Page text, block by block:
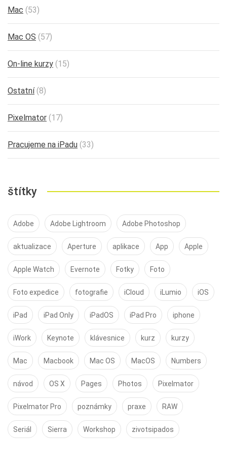
Mac (53)
Mac OS (57)
On-line kurzy (15)
Ostatní(8)
Pixelmator (17)
Pracujeme na iPadu (33)
štítky
Adobe Adobe Lightroom Adobe Photoshop
aktualizace Aperture aplikace App Apple
Apple Watch Evernote Fotky Foto
Foto expedice fotografie iCloud iLumio iOS
iPad iPad Only iPadOS iPad Pro iphone
iWork Keynote klávesnice kurz kurzy
Mac Macbook Mac OS MacOS Numbers
návod OS X Pages Photos Pixelmator
Pixelmator Pro poznámky praxe RAW
Seriál Sierra Workshop zivotsipados